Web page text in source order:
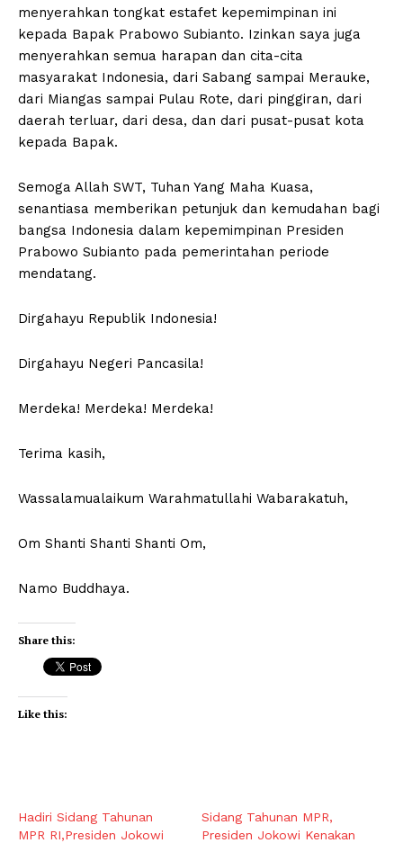
menyerahkan tongkat estafet kepemimpinan ini
kepada Bapak Prabowo Subianto. Izinkan saya juga
menyerahkan semua harapan dan cita-cita
masyarakat Indonesia, dari Sabang sampai Merauke,
dari Miangas sampai Pulau Rote, dari pinggiran, dari
daerah terluar, dari desa, dan dari pusat-pusat kota
kepada Bapak.
Semoga Allah SWT, Tuhan Yang Maha Kuasa,
senantiasa memberikan petunjuk dan kemudahan bagi
bangsa Indonesia dalam kepemimpinan Presiden
Prabowo Subianto pada pemerintahan periode
mendatang.
Dirgahayu Republik Indonesia!
Dirgahayu Negeri Pancasila!
Merdeka! Merdeka! Merdeka!
Terima kasih,
Wassalamualaikum Warahmatullahi Wabarakatuh,
Om Shanti Shanti Shanti Om,
Namo Buddhaya.
Share this:
Like this:
Hadiri Sidang Tahunan
MPR RI,Presiden Jokowi
Sidang Tahunan MPR,
Presiden Jokowi Kenakan